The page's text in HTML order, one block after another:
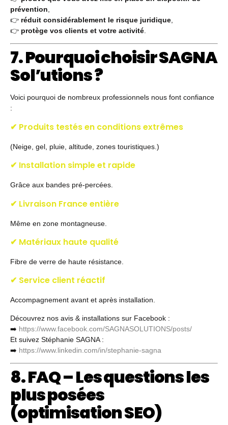
prévention
👉 réduit considérablement le risque juridique
👉 protège vos clients et votre activité
7. Pourquoi choisir SAGNA
Sol’utions ?
Voici pourquoi de nombreux professionnels nous font confiance
:
✔ Produits testés en conditions extrêmes
(Neige, gel, pluie, altitude, zones touristiques.)
✔ Installation simple et rapide
Grâce aux bandes pré-percées.
✔ Livraison France entière
Même en zone montagneuse.
✔ Matériaux haute qualité
Fibre de verre de haute résistance.
✔ Service client réactif
Accompagnement avant et après installation.
Découvrez nos avis & installations sur Facebook :
➡️ https://www.facebook.com/SAGNASOLUTIONS/posts/
Et suivez Stéphanie SAGNA :
➡️ https://www.linkedin.com/in/stephanie-sagna
8. FAQ – Les questions les
plus posées
(optimisation SEO)